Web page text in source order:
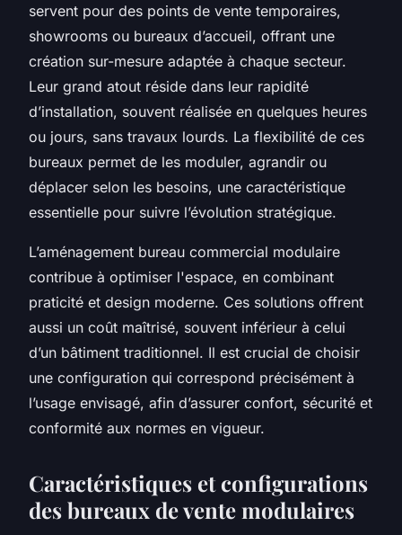
servent pour des points de vente temporaires,
showrooms ou bureaux d’accueil, offrant une
création sur-mesure adaptée à chaque secteur.
Leur grand atout réside dans leur rapidité
d’installation, souvent réalisée en quelques heures
ou jours, sans travaux lourds. La flexibilité de ces
bureaux permet de les moduler, agrandir ou
déplacer selon les besoins, une caractéristique
essentielle pour suivre l’évolution stratégique.
L’aménagement bureau commercial modulaire
contribue à optimiser l'espace, en combinant
praticité et design moderne. Ces solutions offrent
aussi un coût maîtrisé, souvent inférieur à celui
d’un bâtiment traditionnel. Il est crucial de choisir
une configuration qui correspond précisément à
l’usage envisagé, afin d’assurer confort, sécurité et
conformité aux normes en vigueur.
Caractéristiques et configurations
des bureaux de vente modulaires